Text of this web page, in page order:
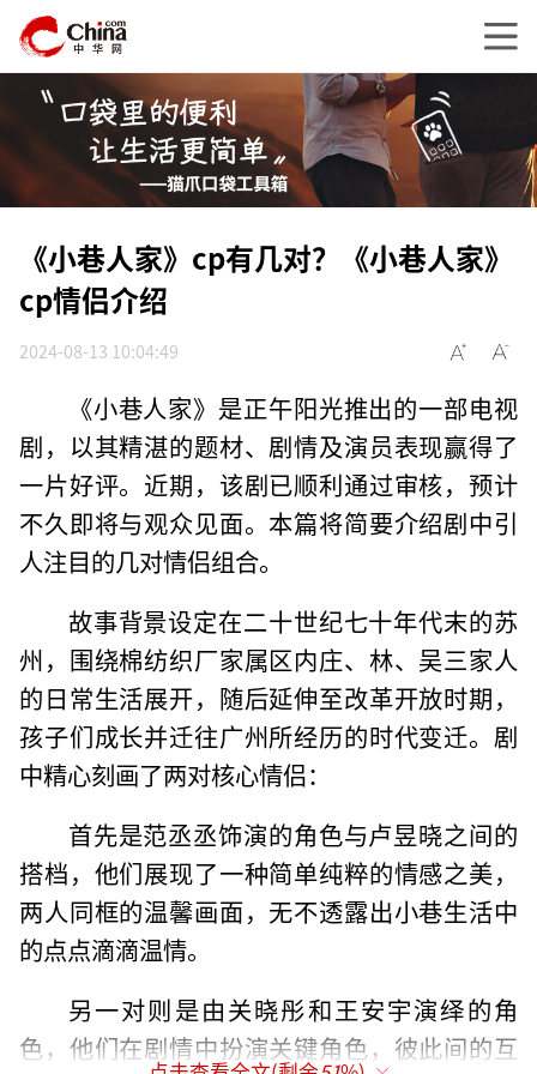
《小巷人家》cp有几对？《小巷人家》
cp情侣介绍
2024-08-13 10:04:49
《小巷人家》是正午阳光推出的一部电视
剧，以其精湛的题材、剧情及演员表现赢得了
一片好评。近期，该剧已顺利通过审核，预计
不久即将与观众见面。本篇将简要介绍剧中引
人注目的几对情侣组合。
故事背景设定在二十世纪七十年代末的苏
州，围绕棉纺织厂家属区内庄、林、吴三家人
的日常生活展开，随后延伸至改革开放时期，
孩子们成长并迁往广州所经历的时代变迁。剧
中精心刻画了两对核心情侣：
首先是范丞丞饰演的角色与卢昱晓之间的
搭档，他们展现了一种简单纯粹的情感之美，
两人同框的温馨画面，无不透露出小巷生活中
的点点滴滴温情。
另一对则是由关晓彤和王安宇演绎的角
色，他们在剧情中扮演关键角色，彼此间的互